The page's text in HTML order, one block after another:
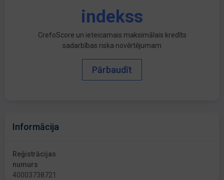
indekss
CrefoScore un ieteicamais maksimālais kredīts
sadarbības riska novērtējumam
Pārbaudīt
Informācija
Reģistrācijas
numurs
40003738721